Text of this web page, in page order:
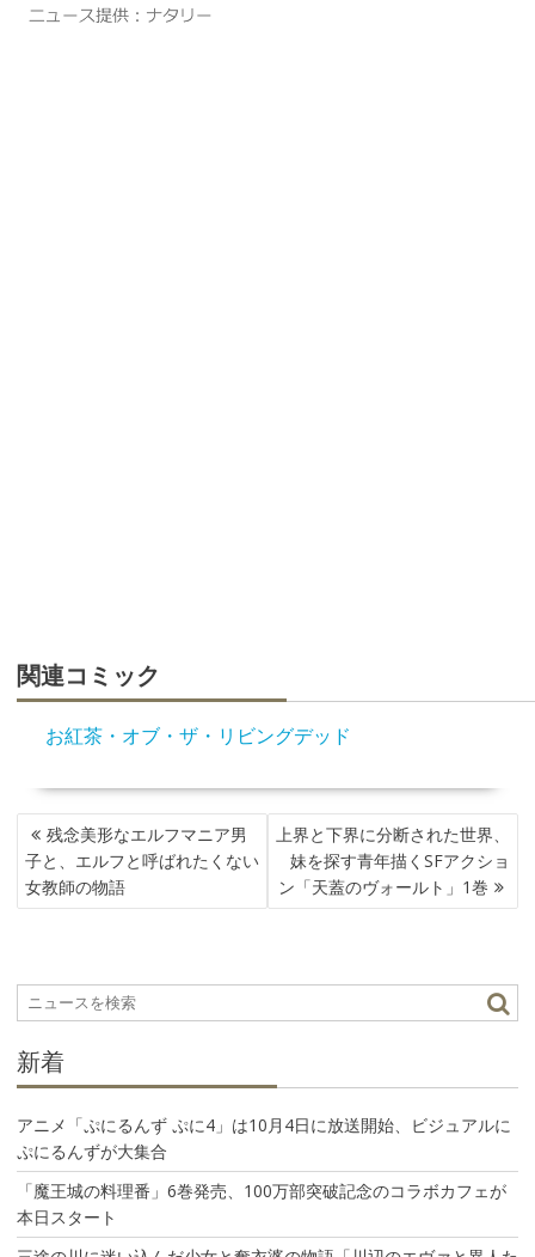
関連コミック
お紅茶・オブ・ザ・リビングデッド
投
稿
ナ
ビ
シ
ョ
残念美形なエルフマニア男
子と、エルフと呼ばれたくない
女教師の物語
上界と下界に分断された世界、
妹を探す青年描くSFアクショ
ン「天蓋のヴォールト」1巻
新着
アニメ「ぷにるんず ぷに4」は10月4日に放送開始、ビジュアルに
ぷにるんずが大集合
「魔王城の料理番」6巻発売、100万部突破記念のコラボカフェが
本日スタート